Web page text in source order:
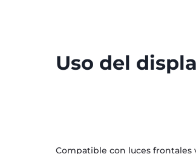
Uso del
Compatible con luces frontales